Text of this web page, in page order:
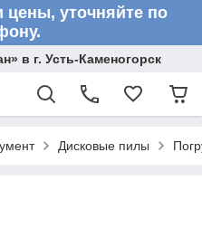
цены, уточняйте по
в г. Усть-Каменогорск
Дисковые пилы